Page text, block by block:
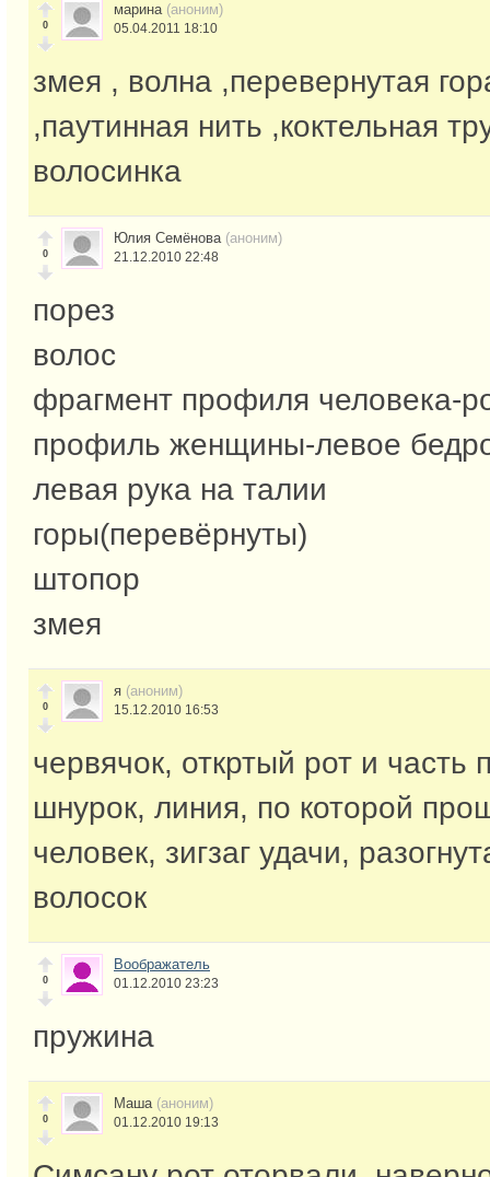
0
марина (аноним)
05.04.2011 18:10
змея , волна ,перевернутая
,паутинная нить ,коктельная
волосинка
0
Юлия Семёнова (аноним)
21.12.2010 22:48
порез
волос
фрагмент профиля человека-
профиль женщины-левое
левая рука на талии
горы(перевёрнуты)
штопор
змея
0
я (аноним)
15.12.2010 16:53
червячок, откртый рот и часть
шнурок, линия, по которой
человек, зигзаг удачи,
волосок
0
Воображатель
01.12.2010 23:23
пружина
0
Маша (аноним)
01.12.2010 19:13